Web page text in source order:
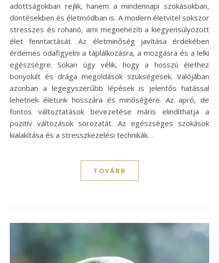
adottságokban rejlik, hanem a mindennapi szokásokban,
döntésekben és életmódban is. A modern életvitel sokszor
stresszes és rohanó, ami megnehezíti a kiegyensúlyozott
élet fenntartását. Az életminőség javítása érdekében
érdemes odafigyelni a táplálkozásra, a mozgásra és a lelki
egészségre. Sokan úgy vélik, hogy a hosszú élethez
bonyolult és drága megoldások szükségesek. Valójában
azonban a legegyszerűbb lépések is jelentős hatással
lehetnek életünk hosszára és minőségére. Az apró, de
fontos változtatások bevezetése máris elindíthatja a
pozitív változások sorozatát. Az egészséges szokások
kialakítása és a stresszkezelési technikák…
TOVÁBB